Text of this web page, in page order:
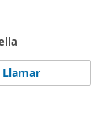
Llamar